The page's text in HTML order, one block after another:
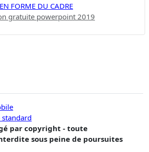
FORME DU CADRE
gratuite powerpoint 2019
standard
par copyright - toute
sous peine de poursuites